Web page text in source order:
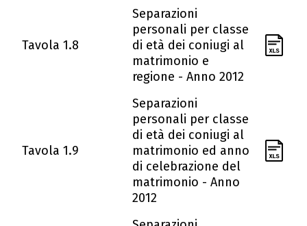
Tavola 1.8
Separazioni
personali per classe
di età dei coniugi al
matrimonio e
regione - Anno 2012
Tavola 1.9
Separazioni
personali per classe
di età dei coniugi al
matrimonio ed anno
di celebrazione del
matrimonio - Anno
2012